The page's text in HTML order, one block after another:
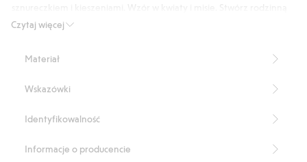
Czytaj więcej
stylizację z piżamą dziecięcą z tym samym wzorem.
Rozmiar S odpowiada rozmiarowi 36/38.
Numer artykułu
Materiał
Wskazówki
Identyfikowalność
Informacje o producencie